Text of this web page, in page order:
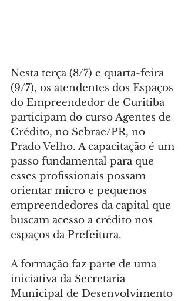
Nesta terça (8/7) e quarta-feira
(9/7), os atendentes dos Espaços
do Empreendedor de Curitiba
participam do curso Agentes de
Crédito, no Sebrae/PR, no
Prado Velho. A capacitação é um
passo fundamental para que
esses profissionais possam
orientar micro e pequenos
empreendedores da capital que
buscam acesso a crédito nos
espaços da Prefeitura.
A formação faz parte de uma
iniciativa da Secretaria
Municipal de Desenvolvimento